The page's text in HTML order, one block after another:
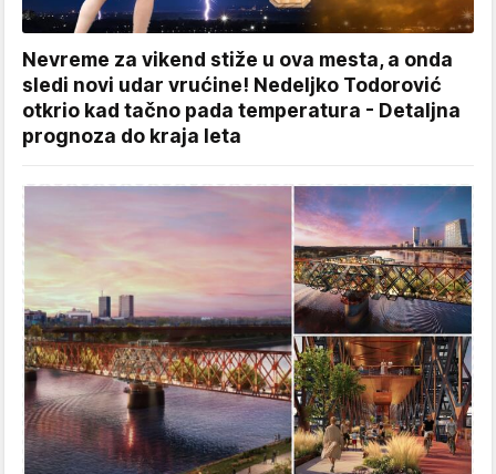
Nevreme za vikend stiže u ova mesta, a onda
sledi novi udar vrućine! Nedeljko Todorović
otkrio kad tačno pada temperatura - Detaljna
prognoza do kraja leta